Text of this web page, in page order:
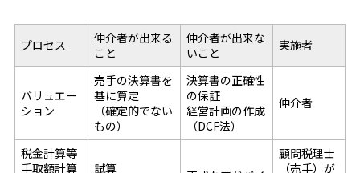
プロセス
仲介者が出来る
こと
仲介者が出来な
いこと
実施者
バリュエー
ション
売手の決算書を
基に算定
（確定的でない
もの）
決算書の正確性
の保証
経営計画の作成
（DCF法）
仲介者
税金計算等
手取額計算
試算
顧問税理士
（売手）が